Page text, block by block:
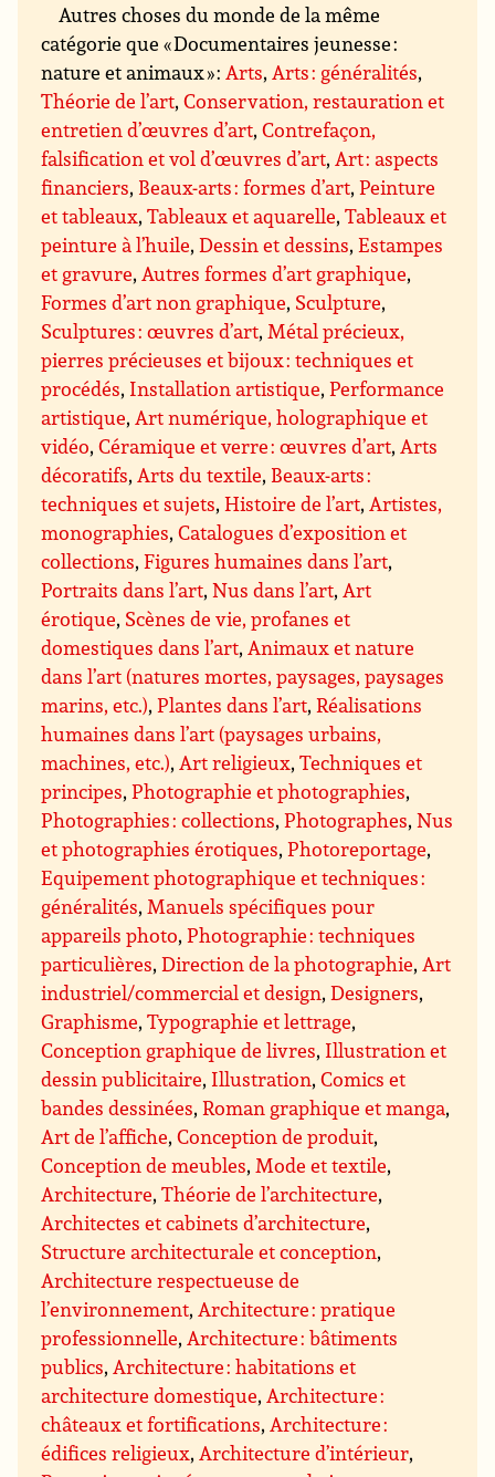
Autres choses du monde de la même
catégorie que « Documentaires jeunesse :
nature et animaux » :Arts,Arts : généralités,
Théorie de l’art,Conservation, restauration et
entretien d’œuvres d’art,Contrefaçon,
falsification et vol d’œuvres d’art,Art : aspects
financiers, Beaux-arts : formes d’art,Peinture
et tableaux,Tableaux et aquarelle,Tableaux et
peinture à l’huile,Dessin et dessins,Estampes
et gravure,Autres formes d’art graphique,
Formes d’art non graphique, Sculpture,
Sculptures : œuvres d’art,Métal précieux,
pierres précieuses et bijoux : techniques et
procédés, Installation artistique,Performance
artistique,Art numérique, holographique et
vidéo,Céramique et verre : œuvres d’art,Arts
décoratifs,Arts du textile, Beaux-arts :
techniques et sujets,Histoire de l’art,Artistes,
monographies,Catalogues d’exposition et
collections,Figures humaines dans l’art,
Portraits dans l’art,Nus dans l’art,Art
érotique, Scènes de vie, profanes et
domestiques dans l’art,Animaux et nature
dans l’art (natures mortes, paysages, paysages
marins, etc.),Plantes dans l’art,Réalisations
humaines dans l’art (paysages urbains,
machines, etc.),Art religieux,Techniques et
principes,Photographie et photographies,
Photographies : collections,Photographes,Nus
et photographies érotiques,Photoreportage,
Equipement photographique et techniques :
généralités,Manuels spécifiques pour
appareils photo,Photographie : techniques
particulières,Direction de la photographie,Art
industriel/commercial et design,Designers,
Graphisme,Typographie et lettrage,
Conception graphique de livres, Illustration et
dessin publicitaire, Illustration,Comics et
bandes dessinées,Roman graphique et manga,
Art de l’affiche,Conception de produit,
Conception de meubles,Mode et textile,
Architecture,Théorie de l’architecture,
Architectes et cabinets d’architecture,
Structure architecturale et conception,
Architecture respectueuse de
l’environnement,Architecture : pratique
professionnelle,Architecture : bâtiments
publics,Architecture : habitations et
architecture domestique,Architecture :
châteaux et fortifications,Architecture :
édifices religieux,Architecture d’intérieur,